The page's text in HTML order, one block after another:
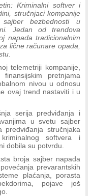
Kriminalni softver i
stručnjaci kompanije
bezbednosti u
Jedan od trendova
napada tradicionalnim
lične računare opada,
telemetriji kompanije,
pretnjama
nivou u odnosu
ovaj trend nastaviti i u
serija predviđanja i
u svetu sajber
predviđanja stručnjaka
softvera i
dobila su potvrdu.
broja sajber napada
prevarantskih
plaćanja, porasta
pojave još